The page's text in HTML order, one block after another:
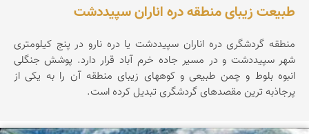
طبیعت زیبای منطقه دره اناران سپیددشت
منطقه گردشگری دره اناران سپیددشت یا دره نارو در پنج کیلومتری
شهر سپیددشت و در مسیر جاده خرم آباد قرار دارد. پوشش جنگلی
انبوه بلوط و چمن طبیعی و کوههای زیبای منطقه آن را به یکی از
پرجاذبه ترین مقصدهای گردشگری تبدیل کرده است.